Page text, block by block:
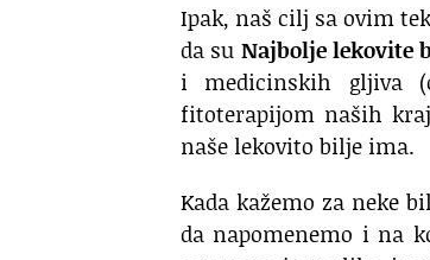
Ipak, naš cilj sa ovim
da su Najbolje lekovite
i medicinskih gljiva
fitoterapijom naših
naše lekovito bilje ima.
Kada kažemo za neke
da napomenemo i na